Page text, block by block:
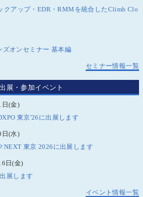
クアップ・EDR・RMMを統合したClimb Clo
ズオンセミナー 基本編
セミナー情報一覧
出展・参加イベント
日(金)
東京'26に出展します
日(水)
NEXT 東京 2026に出展します
日(金)
展します
イベント情報一覧